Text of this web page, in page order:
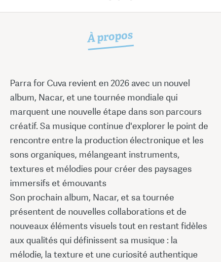
À propos
Parra for Cuva revient en 2026 avec un nouvel
album, Nacar, et une tournée mondiale qui
marquent une nouvelle étape dans son parcours
créatif. Sa musique continue d'explorer le point de
rencontre entre la production électronique et les
sons organiques, mélangeant instruments,
textures et mélodies pour créer des paysages
immersifs et émouvants
Son prochain album, Nacar, et sa tournée
présentent de nouvelles collaborations et de
nouveaux éléments visuels tout en restant fidèles
aux qualités qui définissent sa musique : la
mélodie, la texture et une curiosité authentique